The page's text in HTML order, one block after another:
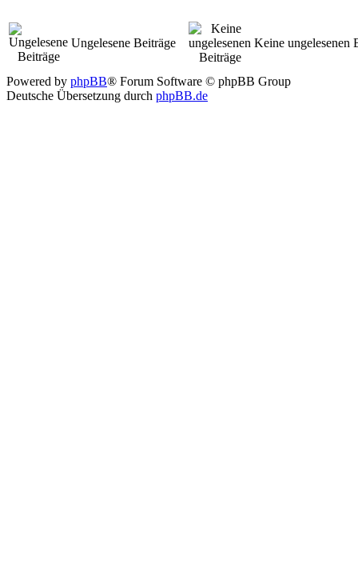
Ungelesene Beiträge Keine ungelesenen
Powered by phpBB® Forum Software © phpBB Group
Deutsche Übersetzung durch phpBB.de